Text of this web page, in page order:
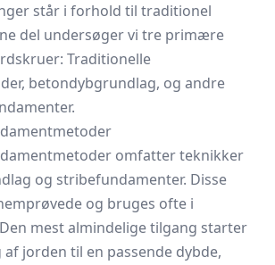
står i forhold til traditionel
del undersøger vi tre primære
Traditionelle
betondybgrundlag, og andre
omfatter teknikker
og stribefundamenter. Disse
og bruges ofte i
mest almindelige tilgang starter
jorden til en passende dybde,